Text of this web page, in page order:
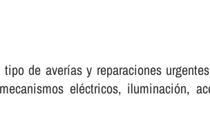
de averí­as y reparaciones
eléctricos, iluminación,